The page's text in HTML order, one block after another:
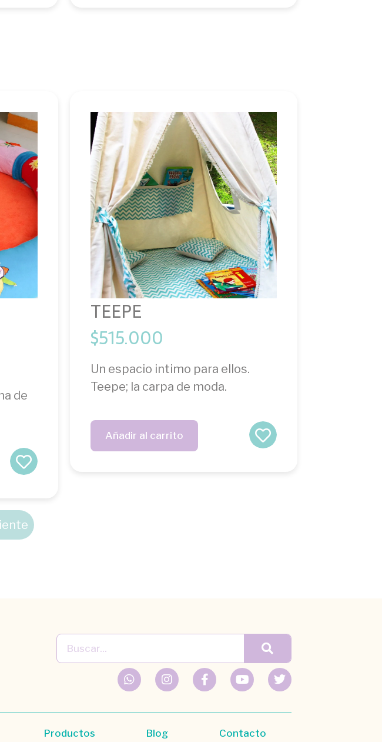
de
TEEPE
$515.000
Un espacio intimo para ellos.
Teepe; la carpa de moda.
Añadir al carrito
Productos Blog Contacto